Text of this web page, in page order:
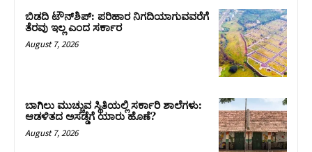
ಬಿಡದಿ ಟೌನ್‌ಶಿಪ್‌: ಪರಿಹಾರ ನಿಗದಿಯಾಗುವವರೆಗೆ
ತೆರವು ಇಲ್ಲ ಎಂದ ಸರ್ಕಾರ
August 7, 2026
ಬಾಗಿಲು ಮುಚ್ಚುವ ಸ್ಥಿತಿಯಲ್ಲಿ ಸರ್ಕಾರಿ ಶಾಲೆಗಳು:
ಆಡಳಿತದ ಅಸಡ್ಡೆಗೆ ಯಾರು ಹೊಣೆ?
August 7, 2026